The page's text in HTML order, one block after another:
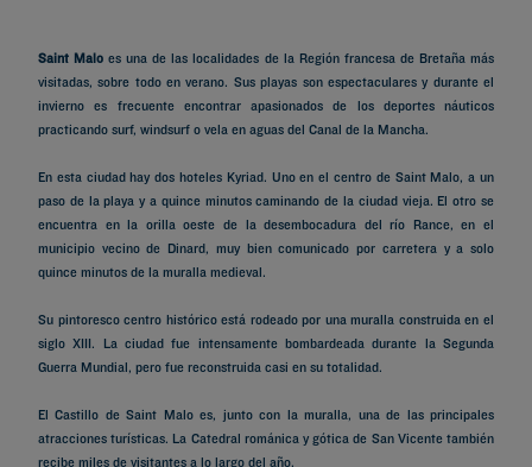
Saint Malo es una de las localidades de la Región francesa de Bretaña más
visitadas, sobre todo en verano. Sus playas son espectaculares y durante el
invierno es frecuente encontrar apasionados de los deportes náuticos
practicando surf, windsurf o vela en aguas del Canal de la Mancha.
En esta ciudad hay dos hoteles Kyriad. Uno en el centro de Saint Malo, a un
paso de la playa y a quince minutos caminando de la ciudad vieja. El otro se
encuentra en la orilla oeste de la desembocadura del río Rance, en el
municipio vecino de Dinard, muy bien comunicado por carretera y a solo
quince minutos de la muralla medieval.
Su pintoresco centro histórico está rodeado por una muralla construida en el
siglo XIII. La ciudad fue intensamente bombardeada durante la Segunda
Guerra Mundial, pero fue reconstruida casi en su totalidad.
El Castillo de Saint Malo es, junto con la muralla, una de las principales
atracciones turísticas. La Catedral románica y gótica de San Vicente también
recibe miles de visitantes a lo largo del año.